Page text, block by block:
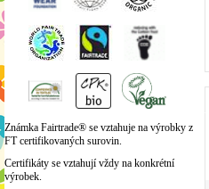
Známka Fairtrade® se vztahuje na výrobky z
FT certifikovaných surovin.
Certifikáty se vztahují vždy na konkrétní
výrobek.